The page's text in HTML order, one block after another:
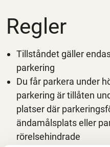
Regler
Tillståndet gäller
parkering
Du får parkera under
parkering är tillåten
platser där
ändamålsplats eller
rörelsehindrade